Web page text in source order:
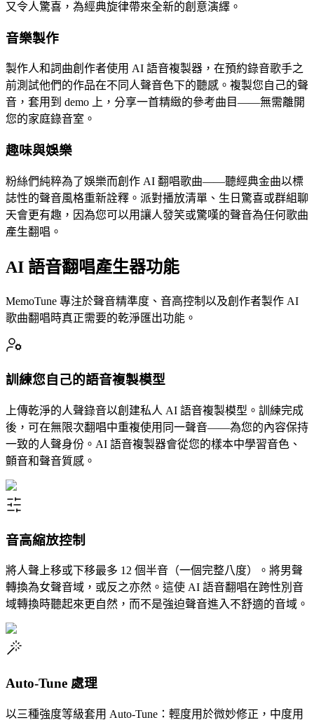
又令人驚喜，為經典旋律帶來全新的創意演繹。
音樂製作
製作人和詞曲創作者使用 AI 語音複製器，在預約錄音歌手之
前測試他們的作品在不同人聲音色下的聽感。複製您自己的聲
音，套用到 demo 上，分享一首精緻的參考曲目——無需離開
您的家庭錄音室。
趣味與娛樂
粉絲們純粹為了娛樂而創作 AI 翻唱歌曲——聽經典金曲以標
誌性的聲音風格重新詮釋。派對播放清單、生日驚喜或群組聊
天會更有趣，因為您可以用讓人發笑或驚嘆的聲音為任何歌曲
產生翻唱。
AI 語音翻唱產生器功能
MemoTune 專注於聲音精準度、音高控制以及創作者製作 AI
歌曲翻唱時真正需要的乾淨匯出功能。
訓練您自己的語音複製模型
上傳乾淨的人聲錄音以創建私人 AI 語音複製模型。訓練完成
後，可在無限次翻唱中重複使用同一聲音——為您的內容保持
一致的人聲身份。AI 語音複製器會從您的樣本中學習音色、
顫音和聲音質感。
音高縮放控制
將人聲上移或下移最多 12 個半音（一個完整八度）。將男聲
轉換為女聲音域，或反之亦然。這使 AI 語音翻唱在跨性別音
域轉換時聽起來更自然，而不是強迫聲音進入不舒適的音域。
Auto-Tune 處理
以三種強度等級套用 Auto-Tune：輕度用於微妙修正，中度用